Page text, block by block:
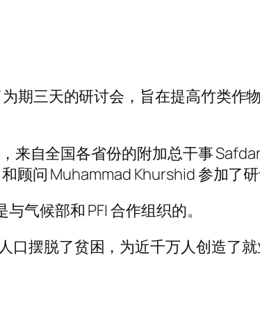
期三天的研讨会，旨在提高竹类作
来自全国各省份的附加总干事
顾问 Muhammad Khurshid 参加了研
气候部和 PFI 合作组织的。
摆脱了贫困，为近千万人创造了就